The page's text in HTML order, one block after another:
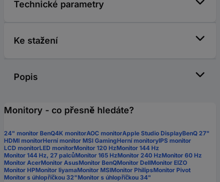
Technické parametry
Ke stažení
Popis
Monitory - co přesně hledáte?
24" monitor BenQ4K monitorAOC monitorApple Studio DisplayBenQ 27"
HDMI monitorHerní monitor MSI GamingHerní monitoryIPS monitor
LCD monitorLED monitorMonitor 120 HzMonitor 144 Hz
Monitor 144 Hz, 27 palcůMonitor 165 HzMonitor 240 HzMonitor 60 Hz
Monitor AcerMonitor AsusMonitor BenQMonitor DellMonitor EIZO
Monitor HPMonitor IiyamaMonitor MSIMonitor PhilipsMonitor Pivot
Monitor s úhlopříčkou 32"Monitor s úhlopříčkou 34"